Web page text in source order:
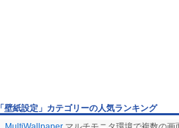
「壁紙設定」カテゴリーの人気ランキング